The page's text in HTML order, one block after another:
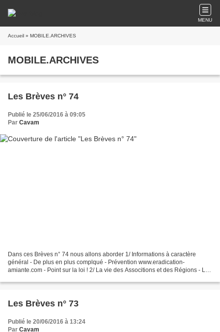
MENU
Accueil » MOBILE.ARCHIVES
MOBILE.ARCHIVES
Les Brèves n° 74
Publié le 25/06/2016 à 09:05
Par Cavam
Dans ces Brèves n° 74 nous allons aborder 1/ Informations à caractère
général - De plus en plus complqué - Prévention www.eradication-
amiante.com - Point sur la loi ! 2/ La vie des Associtions et des Régions - La
Les Brèves n° 73
Publié le 20/06/2016 à 13:24
Par Cavam